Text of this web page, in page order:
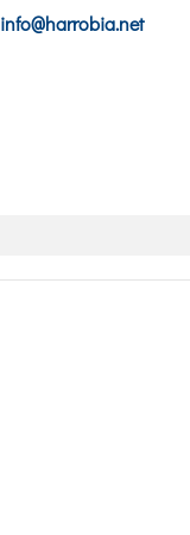
info@harrobia.net